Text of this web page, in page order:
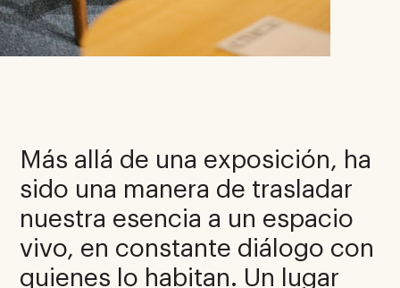
Más allá de una exposición, ha
sido una manera de trasladar
nuestra esencia a un espacio
vivo, en constante diálogo con
quienes lo habitan. Un lugar